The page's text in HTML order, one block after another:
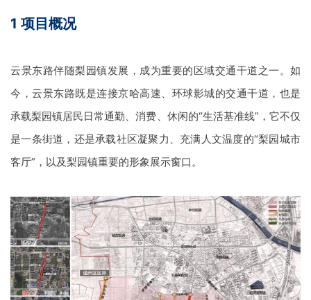
1 项目概况
云景东路伴随梨园镇发展，成为重要的区域交通干道之一。如
今，云景东路既是连接京哈高速、环球影城的交通干道，也是
承载梨园镇居民日常通勤、消费、休闲的“生活基准线”，它不仅
是一条街道，还是承载社区凝聚力、充满人文温度的“梨园城市
客厅”，以及梨园镇重要的形象展示窗口。